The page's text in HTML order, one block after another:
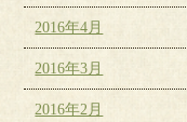
2016年4月
2016年3月
2016年2月